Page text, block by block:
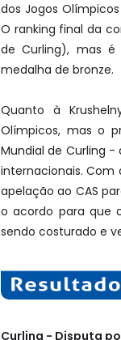
dos Jogos
O ranking final da
de Curling), mas
medalha de bronze.
Quanto à
Olímpicos, mas o
Mundial de Curling -
internacionais. Com
apelação ao CAS
o acordo para que
sendo costurado e
Curling - Disputa